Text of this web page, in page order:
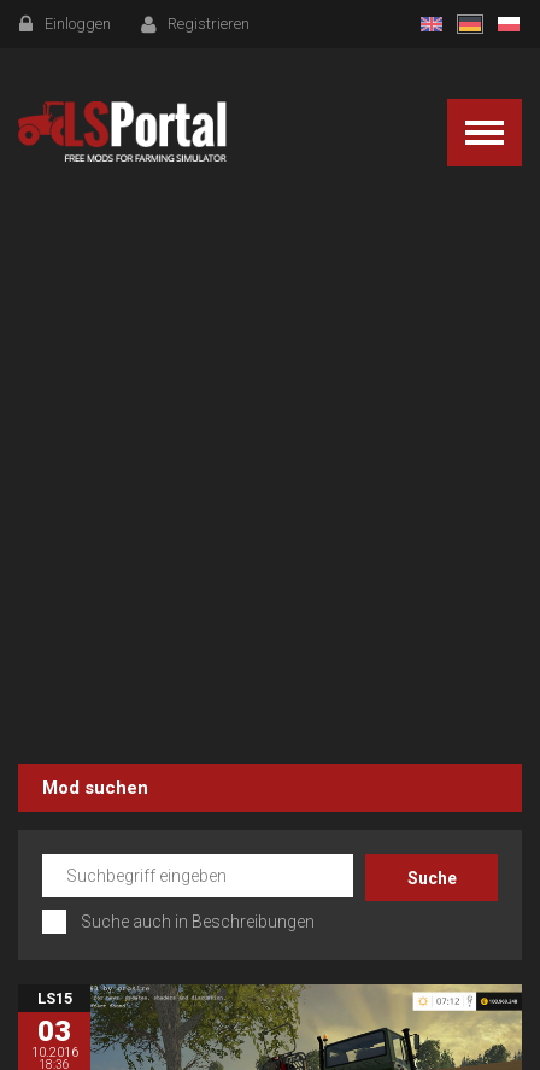
Einloggen Registrieren
Mod suchen
Suche auch in Beschreibungen
LS15
03
10.2016
18:36